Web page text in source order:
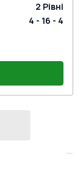
2 Рівні
4 - 16 - 4